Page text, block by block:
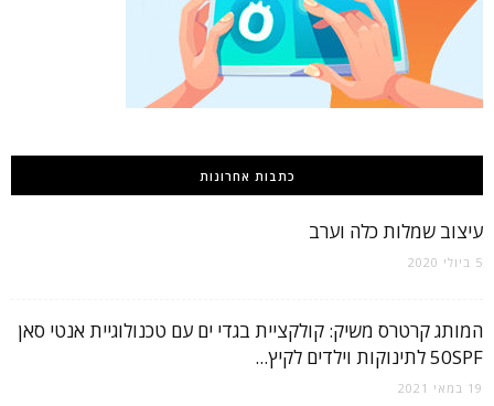
כתבות אחרונות
עיצוב שמלות כלה וערב
5 ביולי 2020
המותג קרטרס משיק: קולקציית בגדי ים עם טכנולוגיית אנטי סאן
50SPF לתינוקות וילדים לקיץ...
19 במאי 2021